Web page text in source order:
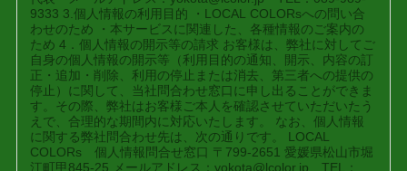
9333 3.個人情報の利用目的 ・LOCAL COLORsへの問い合
わせのため ・本サービスに関連した、各種情報のご案内の
ため 4．個人情報の開示等の請求 お客様は、弊社に対してご
自身の個人情報の開示等（利用目的の通知、開示、内容の訂
正・追加・削除、利用の停止または消去、第三者への提供の
停止）に関して、当社問合わせ窓口に申し出ることができま
す。その際、弊社はお客様ご本人を確認させていただいたう
えで、合理的な期間内に対応いたします。 なお、個人情報
に関する弊社問合わせ先は、次の通りです。 LOCAL
COLORs 個人情報問合せ窓口 〒799-2651 愛媛県松山市堀
江町甲845-25 メールアドレス：yokota@lcolor.jp TEL：